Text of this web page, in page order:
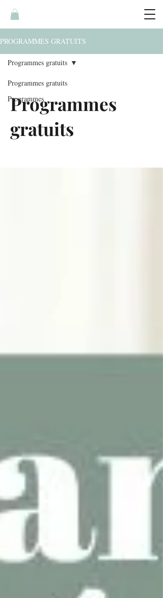
PROGRAMMES GRATUITS
Programmes gratuits
Programmes
Programmes gratuits
Programmes
gratuits